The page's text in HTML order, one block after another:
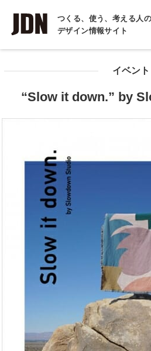
つくる、使う、考える人の
デザイン情報サイト
INTERVIEW
インタビュー
イベント
“Slow it down.” by